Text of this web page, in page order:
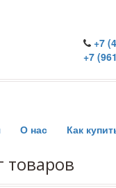
+7
+7
О нас Как
товаров